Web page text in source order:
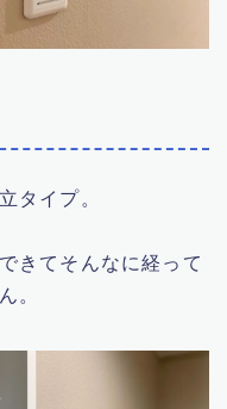
タイプ。
きてそんなに経って
。